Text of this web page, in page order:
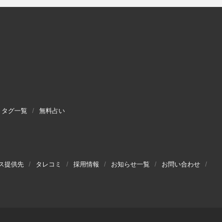
タグ一覧 無料占い
提供先 タレコミ 採用情報 お知らせ一覧
お問い合わせ